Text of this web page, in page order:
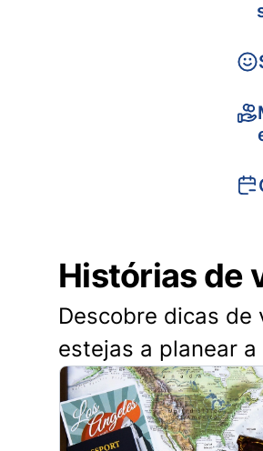
Histórias de
Descobre dicas
estejas a planear